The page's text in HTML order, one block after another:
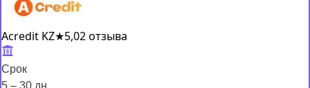
Acredit KZ★5,02 отзыва
Срок
5 – 30 дн.